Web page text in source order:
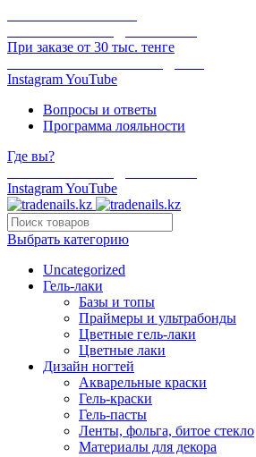
При заказе от 30 тыс. тенге
InstagramYouTube
Вопросы и ответы
Программа лояльности
Где вы?
InstagramYouTube
Выбрать категорию
Uncategorized
Гель-лаки
Базы и топы
Праймеры и ультрабонды
Цветные гель-лаки
Цветные лаки
Дизайн ногтей
Акварельные краски
Гель-краски
Гель-пасты
Ленты, фольга, битое стекло
Материалы для декора